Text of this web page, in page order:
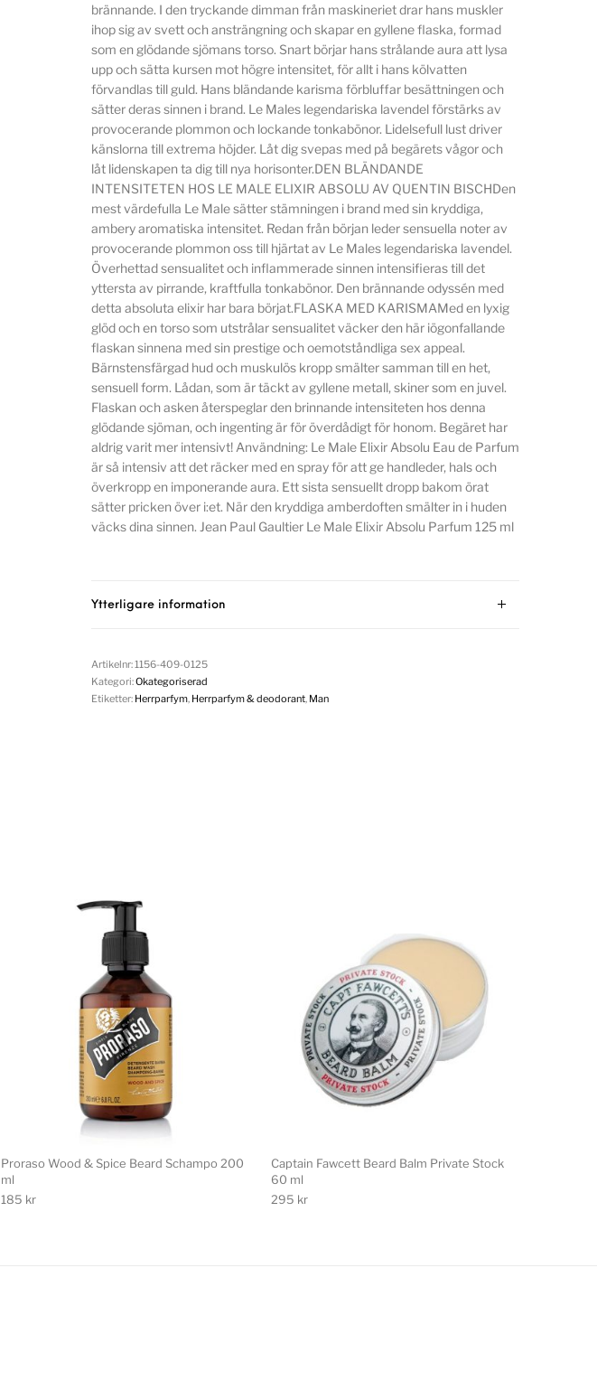
brännande. I den tryckande dimman från maskineriet drar hans muskler
ihop sig av svett och ansträngning och skapar en gyllene flaska, formad
som en glödande sjömans torso. Snart börjar hans strålande aura att lysa
upp och sätta kursen mot högre intensitet, för allt i hans kölvatten
förvandlas till guld. Hans bländande karisma förbluffar besättningen och
sätter deras sinnen i brand. Le Males legendariska lavendel förstärks av
provocerande plommon och lockande tonkabönor. Lidelsefull lust driver
känslorna till extrema höjder. Låt dig svepas med på begärets vågor och
låt lidenskapen ta dig till nya horisonter.DEN BLÄNDANDE
INTENSITETEN HOS LE MALE ELIXIR ABSOLU AV QUENTIN BISCHDen
mest värdefulla Le Male sätter stämningen i brand med sin kryddiga,
ambery aromatiska intensitet. Redan från början leder sensuella noter av
provocerande plommon oss till hjärtat av Le Males legendariska lavendel.
Överhettad sensualitet och inflammerade sinnen intensifieras till det
yttersta av pirrande, kraftfulla tonkabönor. Den brännande odyssén med
detta absoluta elixir har bara börjat.FLASKA MED KARISMAMed en lyxig
glöd och en torso som utstrålar sensualitet väcker den här iögonfallande
flaskan sinnena med sin prestige och oemotståndliga sex appeal.
Bärnstensfärgad hud och muskulös kropp smälter samman till en het,
sensuell form. Lådan, som är täckt av gyllene metall, skiner som en juvel.
Flaskan och asken återspeglar den brinnande intensiteten hos denna
glödande sjöman, och ingenting är för överdådigt för honom. Begäret har
aldrig varit mer intensivt! Användning: Le Male Elixir Absolu Eau de Parfum
är så intensiv att det räcker med en spray för att ge handleder, hals och
överkropp en imponerande aura. Ett sista sensuellt dropp bakom örat
sätter pricken över i:et. När den kryddiga amberdoften smälter in i huden
väcks dina sinnen. Jean Paul Gaultier Le Male Elixir Absolu Parfum 125 ml
Ytterligare information
Artikelnr:1156-409-0125
Kategori:Okategoriserad
Etiketter: Herrparfym, Herrparfym & deodorant, Man
Proraso Wood & Spice Beard Schampo 200
ml
185 kr
Captain Fawcett Beard Balm Private Stock
60 ml
295 kr